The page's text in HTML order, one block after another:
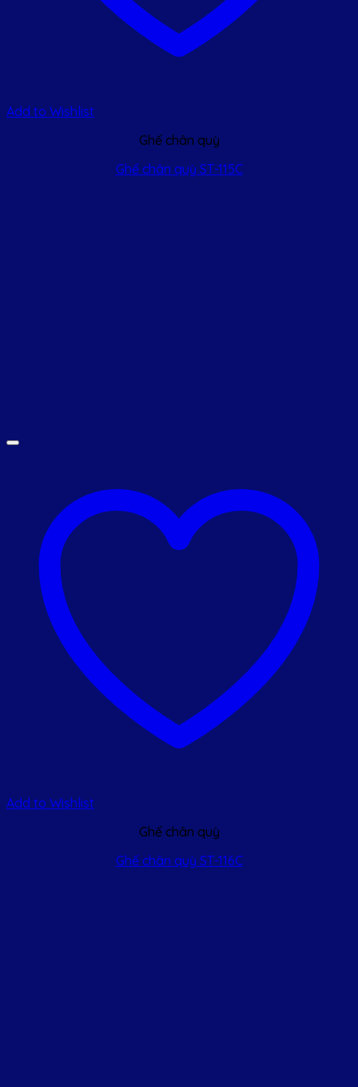
Add to Wishlist
Ghế chân quỳ
Ghế chân quỳ ST-115C
Add to Wishlist
Ghế chân quỳ
Ghế chân quỳ ST-116C